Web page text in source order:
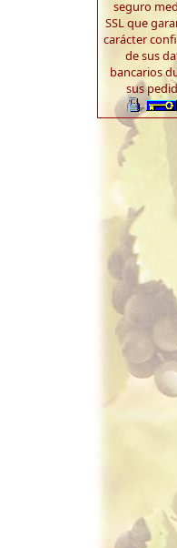
seguro
SSL que
carácter
de sus
bancarios
sus